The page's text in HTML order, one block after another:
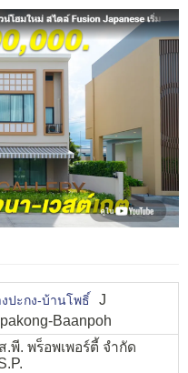
ปะกง-บ้านโพธิ์
J
Baanpoh
.พี. พร็อพเพอร์ตี้ จำกัด